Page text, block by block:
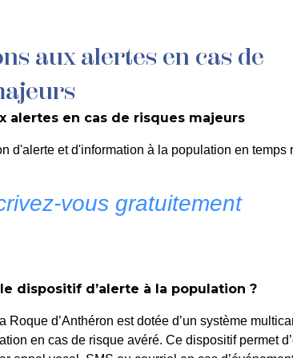
DÉCOUVRIR LA ROQUE
aux alertes en cas de
alertes en cas de risques majeurs
d'alerte et d'information à la population en temps
vous gratuitement
dispositif d’alerte à la population ?
Roque d’Anthéron est dotée d’un système
en cas de risque avéré. Ce dispositif permet